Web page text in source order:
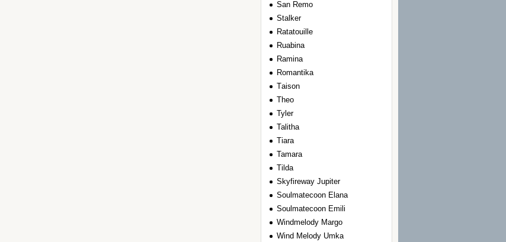
San Remo
Stalker
Ratatouille
Ruabina
Ramina
Romantika
Тaison
Theo
Tyler
Talitha
Tiara
Tamara
Tilda
Skyfireway Jupiter
Soulmatecoon Elana
Soulmatecoon Emili
Windmelody Margo
Wind Melody Umka